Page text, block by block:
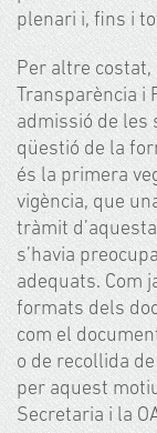
plenari i, fins i
Per altre costat,
Transparència i
admissió de les
qüestió de la
és la primera
vigència, que
tràmit
s’havia
adequats. Com
formats dels
com el
o de recollida
per aquest
Secretaria i la